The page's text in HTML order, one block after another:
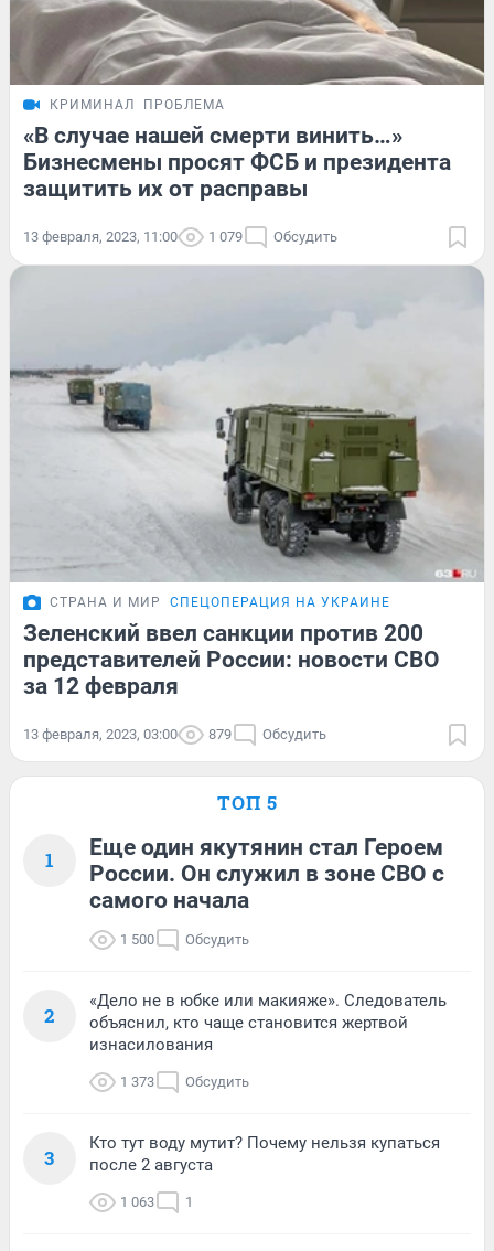
КРИМИНАЛ ПРОБЛЕМА
«В случае нашей смерти винить…»
Бизнесмены просят ФСБ и президента
защитить их от расправы
13 февраля, 2023, 11:00 1 079 Обсудить
СТРАНА И МИР СПЕЦОПЕРАЦИЯ НА УКРАИНЕ
Зеленский ввел санкции против 200
представителей России: новости СВО
за 12 февраля
13 февраля, 2023, 03:00 879 Обсудить
ТОП 5
1
Еще один якутянин стал Героем
России. Он служил в зоне СВО с
самого начала
1 500 Обсудить
2
«Дело не в юбке или макияже». Следователь
объяснил, кто чаще становится жертвой
изнасилования
1 373 Обсудить
3
Кто тут воду мутит? Почему нельзя купаться
после 2 августа
1 063 1